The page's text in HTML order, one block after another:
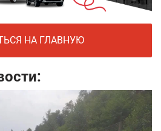
НА ГЛАВНУЮ